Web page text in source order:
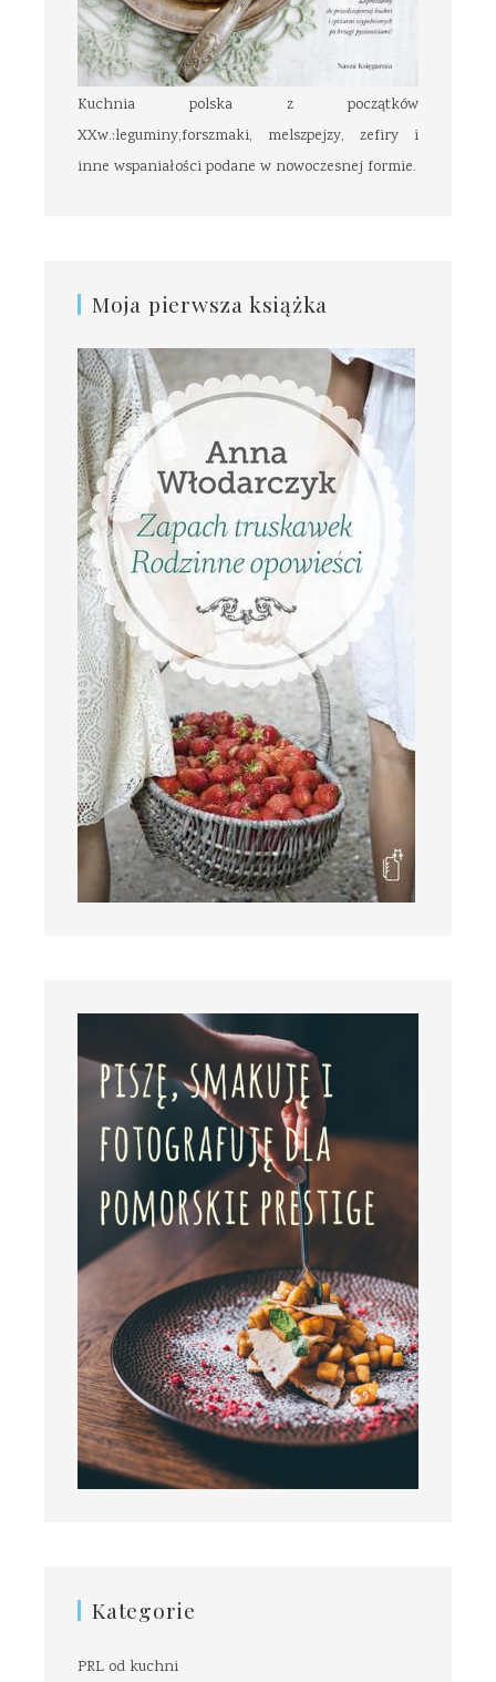
Kuchnia polska z początków
XXw.:leguminy,forszmaki, melszpejzy, zefiry i
inne wspaniałości podane w nowoczesnej formie.
Moja pierwsza książka
Kategorie
PRL od kuchni